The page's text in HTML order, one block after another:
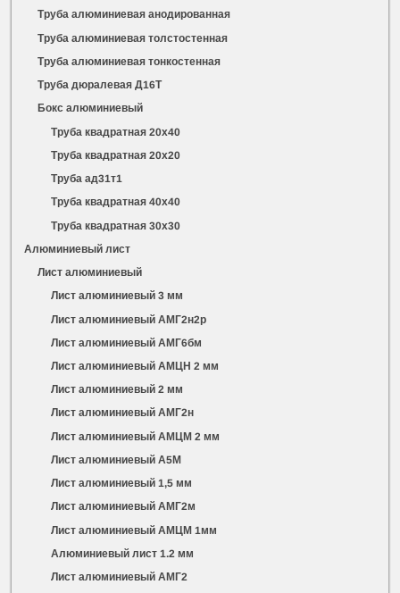
Труба алюминиевая анодированная
Труба алюминиевая толстостенная
Труба алюминиевая тонкостенная
Труба дюралевая Д16Т
Бокс алюминиевый
Труба квадратная 20х40
Труба квадратная 20х20
Труба ад31т1
Труба квадратная 40х40
Труба квадратная 30х30
Алюминиевый лист
Лист алюминиевый
Лист алюминиевый 3 мм
Лист алюминиевый АМГ2н2р
Лист алюминиевый АМГ6бм
Лист алюминиевый АМЦН 2 мм
Лист алюминиевый 2 мм
Лист алюминиевый АМГ2н
Лист алюминиевый АМЦМ 2 мм
Лист алюминиевый А5М
Лист алюминиевый 1,5 мм
Лист алюминиевый АМГ2м
Лист алюминиевый АМЦМ 1мм
Алюминиевый лист 1.2 мм
Лист алюминиевый АМГ2